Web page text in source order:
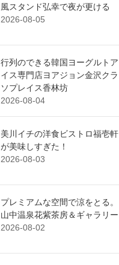
風スタンド弘幸で夜が更ける
2026-08-05
行列のできる韓国ヨーグルトア
イス専門店ヨアジョン金沢クラ
ソプレイス香林坊
2026-08-04
美川イチの洋食ビストロ福壱軒
が美味しすぎた！
2026-08-03
プレミアムな空間で涼をとる。
山中温泉花紫茶房＆ギャラリー
2026-08-02